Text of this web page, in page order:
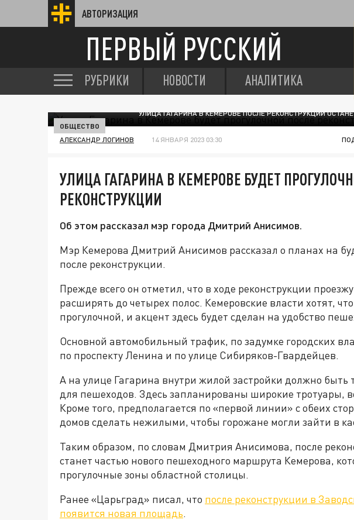
АВТОРИЗАЦИЯ
ПЕРВЫЙ РУССКИЙ
РУБРИКИ НОВОСТИ АНАЛИТИКА
УЛИЦА ГАГАРИНА В КЕМЕРОВЕ ПОСЛЕ РЕКОНСТРУКЦИИ
ОБЩЕСТВО
АЛЕКСАНДР ЛОГИНОВ 14 ЯНВАРЯ 2023 03:30
УЛИЦА ГАГАРИНА В КЕМЕРОВЕ БУДЕТ
РЕКОНСТРУКЦИИ
Об этом рассказал мэр города Дмитрий Анисимов.
Мэр Кемерова Дмитрий Анисимов рассказал о планах на
после реконструкции.
Прежде всего он отметил, что в ходе реконструкции
расширять до четырех полос. Кемеровские власти хотят,
прогулочной, и акцент здесь будет сделан на удобство
Основной автомобильный трафик, по задумке городских
по проспекту Ленина и по улице Сибиряков-Гвардейцев.
А на улице Гагарина внутри жилой застройки должно быть
для пешеходов. Здесь запланированы широкие тротуары,
Кроме того, предполагается по «первой линии» с обеих
домов сделать нежилыми, чтобы горожане могли зайти в
Таким образом, по словам Дмитрия Анисимова, после
станет частью нового пешеходного маршрута Кемерова,
прогулочные зоны областной столицы.
Ранее «Царьград» писал, что после реконструкции в
появится новая площадь.